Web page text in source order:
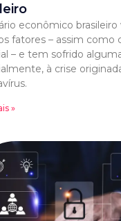
econômico brasileiro
fatores – assim como
– e tem sofrido
à crise
»